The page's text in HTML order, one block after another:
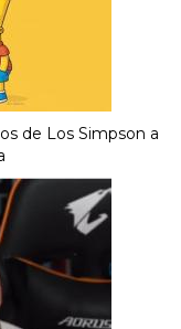
de Los Simpson a